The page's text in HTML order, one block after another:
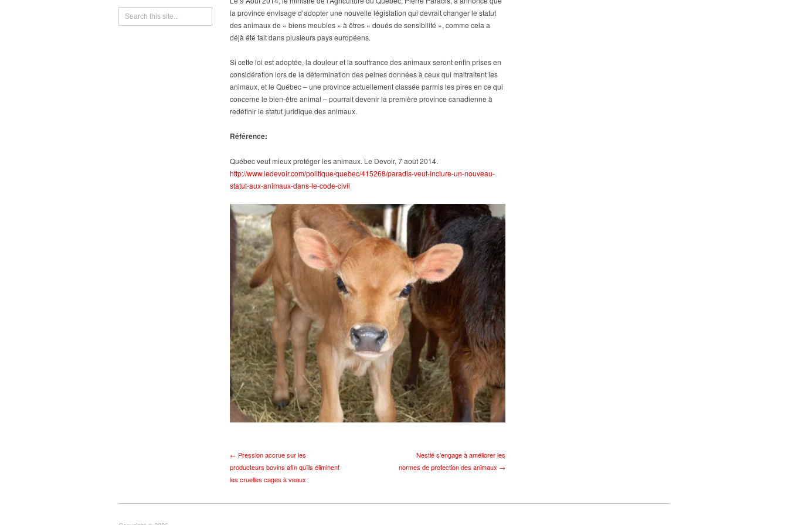
de
changer
animaux
de
«biens
meubles»
la province envisage d’adopter une nouvelle législation qui devrait changer le statut
des animaux de « biens meubles » à êtres « doués de sensibilité », comme cela a
déjà été fait dans plusieurs pays européens.
Si cette loi est adoptée, la douleur et la souffrance des animaux seront enfin prises en
considération lors de la détermination des peines données à ceux qui maltraitent les
animaux, et le Québec – une province actuellement classée parmis les pires en ce qui
concerne le bien-être animal – pourrait devenir la première province canadienne à
redéfinir le statut juridique des animaux.
Référence:
Québec veut mieux protéger les animaux. Le Devoir, 7 août 2014.
http://www.ledevoir.com/politique/quebec/415268/paradis-veut-inclure-un-nouveau-
statut-aux-animaux-dans-le-code-civil
← Pression accrue sur les
producteurs bovins afin qu’ils éliminent
les cruelles cages à veaux
Nestlé s’engage à améliorer les
normes de protection des animaux →